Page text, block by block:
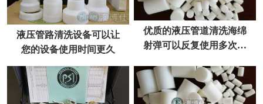
液压管路清洗设备可以让
您的设备使用时间更久
优质的液压管道清洗海绵
射弹可以反复使用多次你